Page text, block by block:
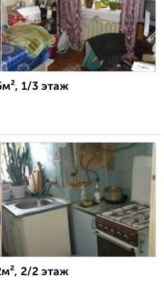
1/3 этаж
2/2 этаж